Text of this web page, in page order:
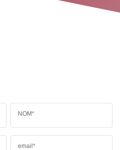
NOM*
email*